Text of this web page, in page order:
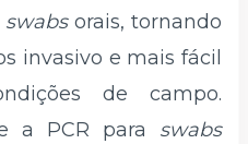
swabsorais, tornando
invasivo e mais fácil
de campo.
a PCR para swabs